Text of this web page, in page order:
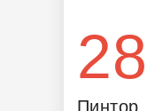
28
Пинтор